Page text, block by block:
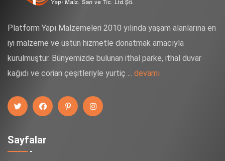
Platform Yapı Malzemeleri 2010 yılında yaşam alanlarına en
iyi malzeme ve üstün hizmetle donatmak amacıyla
kurulmuştur. Bünyemizde bulunan ithal parke, ithal duvar
kağıdı ve corian çeşitleriyle yurtiç ... devamı
Sayfalar